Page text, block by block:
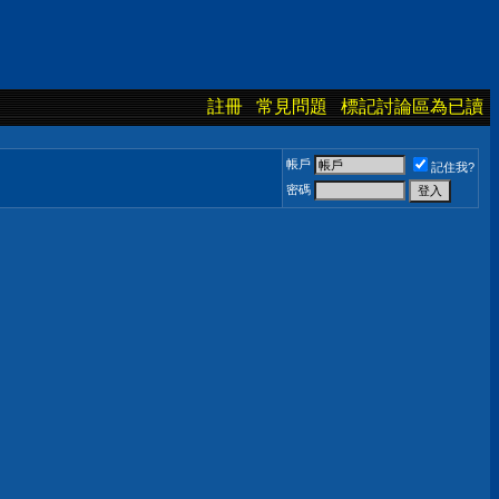
註冊 常見問題 標記討論區為已讀
帳戶
記住我?
密碼